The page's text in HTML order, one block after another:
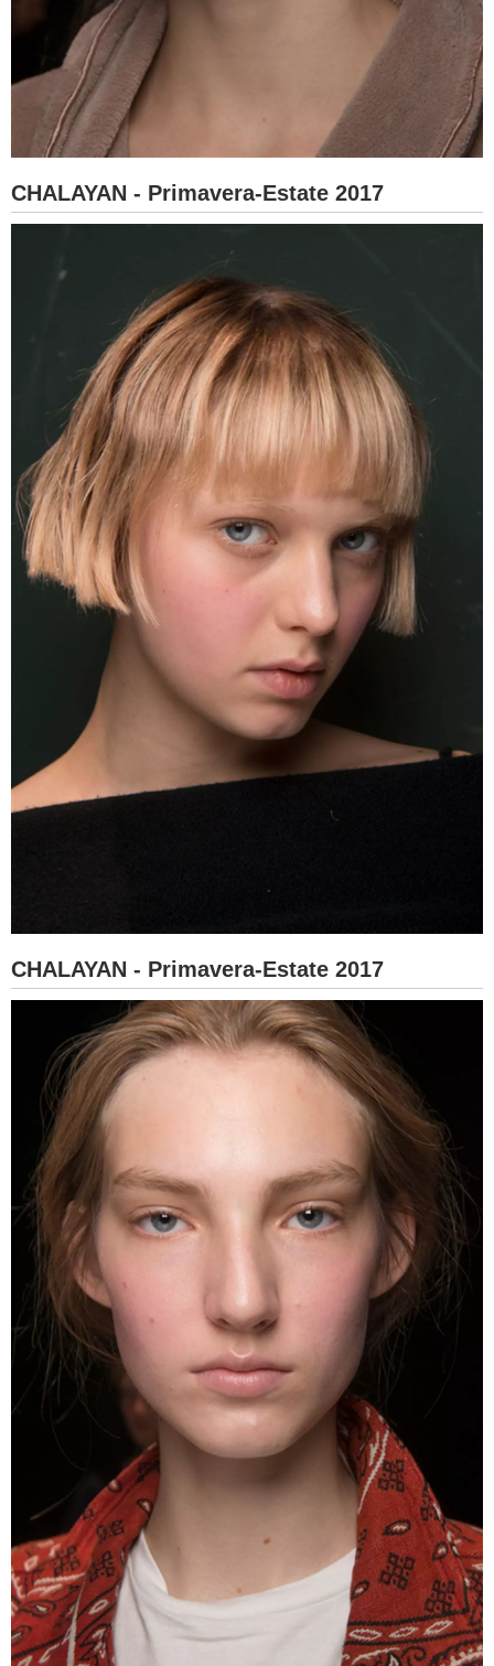
CHALAYAN - Primavera-Estate 2017
CHALAYAN - Primavera-Estate 2017